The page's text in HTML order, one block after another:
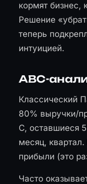
кормят бизнес,
Решение
теперь
интуицией.
ABC-
Классический
80% выручки/
C, оставшиеся
месяц,
прибыли (это
Часто